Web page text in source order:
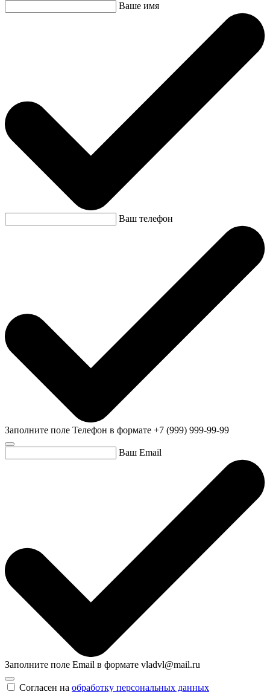
Ваше имя
Ваш телефон
Заполните поле Телефон в формате +7 (999) 999-99-99
Ваш Email
Заполните поле Email в формате vladvl@mail.ru
Согласен на обработку персональных данных